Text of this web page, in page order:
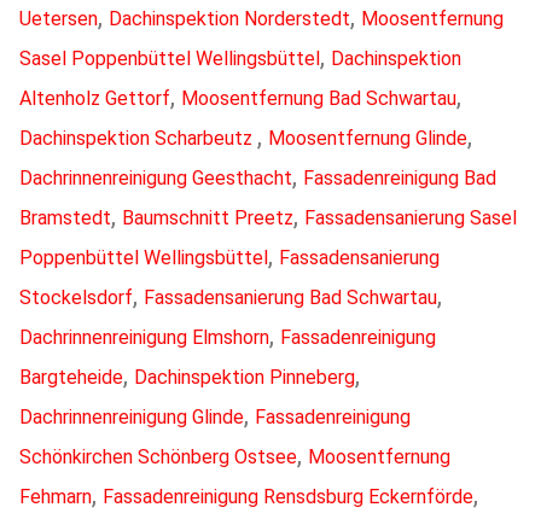
Uetersen, Dachinspektion Norderstedt, Moosentfernung
Sasel Poppenbüttel Wellingsbüttel, Dachinspektion
Altenholz Gettorf, Moosentfernung Bad Schwartau,
Dachinspektion Scharbeutz , Moosentfernung Glinde,
Dachrinnenreinigung Geesthacht, Fassadenreinigung Bad
Bramstedt, Baumschnitt Preetz, Fassadensanierung Sasel
Poppenbüttel Wellingsbüttel, Fassadensanierung
Stockelsdorf, Fassadensanierung Bad Schwartau,
Dachrinnenreinigung Elmshorn, Fassadenreinigung
Bargteheide, Dachinspektion Pinneberg,
Dachrinnenreinigung Glinde, Fassadenreinigung
Schönkirchen Schönberg Ostsee, Moosentfernung
Fehmarn, Fassadenreinigung Rensdsburg Eckernförde,